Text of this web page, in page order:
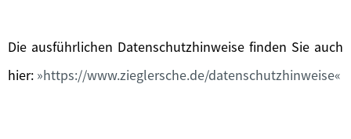
Die ausführlichen Datenschutzhinweise finden Sie auch
hier: https://www.zieglersche.de/datenschutzhinweise